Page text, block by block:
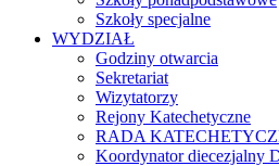
Szkoły specjalne
WYDZIAŁ
Godziny otwarcia
Sekretariat
Wizytatorzy
Rejony Katechetyczne
RADA
Koordynator diecezjalny